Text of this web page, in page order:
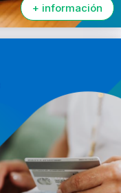
+ información